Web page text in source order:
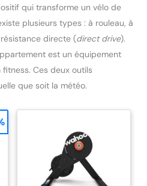
qui transforme un vélo de
plusieurs types : à rouleau, à
directe (direct drive).
est un équipement
Ces deux outils
que soit la météo.